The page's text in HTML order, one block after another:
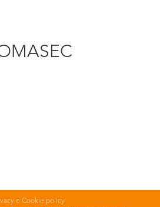
e Cookie policy